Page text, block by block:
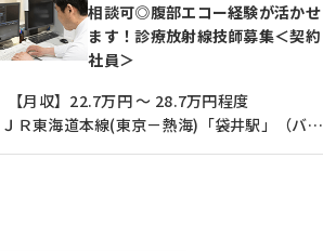
相談可◎腹部エコー経験が活かせ
ます！診療放射線技師募集＜契約
社員＞
【月収】22.7万円 ～ 28.7万円程度
ＪＲ東海道本線(東京－熱海)「袋井駅」（バス・車10分）